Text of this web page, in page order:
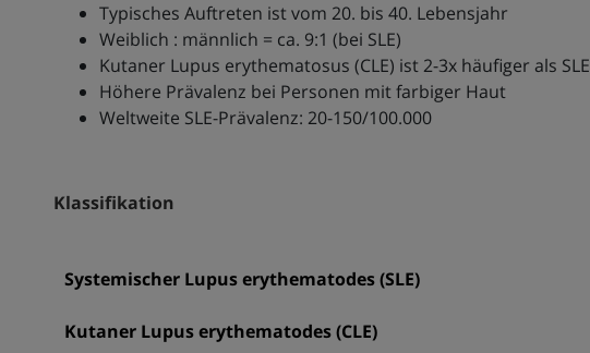
Typisches Auftreten ist vom 20. bis 40. Lebensjahr
Weiblich : männlich = ca. 9:1 (bei SLE)
Kutaner Lupus erythematosus (CLE) ist 2-3x häufiger als SLE
Höhere Prävalenz bei Personen mit farbiger Haut
Weltweite SLE-Prävalenz: 20-150/100.000
Klassifikation
Systemischer Lupus erythematodes (SLE)
Kutaner Lupus erythematodes (CLE)